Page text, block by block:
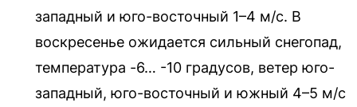
западный и юго-восточный 1–4 м/с. В
воскресенье ожидается сильный снегопад,
температура -6… -10 градусов, ветер юго-
западный, юго-восточный и южный 4–5 м/с